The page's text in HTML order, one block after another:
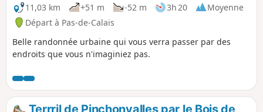
11,03 km
+51 m -52 m 3h 20
Moyenne
Départ à Pas-de-Calais
Belle randonnée urbaine qui vous verra passer par des
endroits que vous n'imaginiez pas.